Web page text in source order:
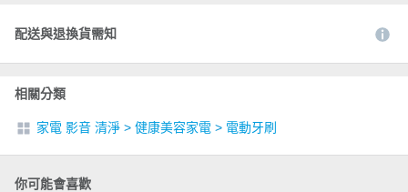
配送與退換貨需知
相關分類
家電 影音 清淨 > 健康美容家電 > 電動牙刷
你可能會喜歡